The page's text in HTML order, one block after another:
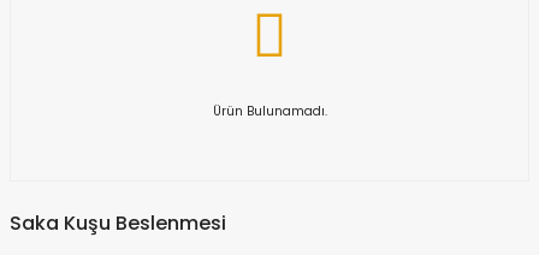
Ürün Bulunamadı.
Saka Kuşu Beslenmesi